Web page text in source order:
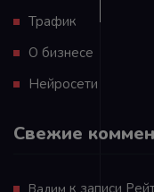
Трафик
О бизнесе
Нейросети
Свежие
к записи